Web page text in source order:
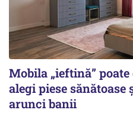
Mobila „ieftină”
alegi piese
arunci banii